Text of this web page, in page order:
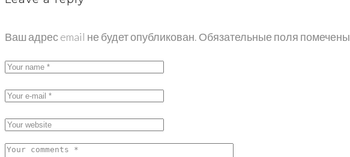
Ваш адрес email не будет опубликован. Обязательные поля помечены